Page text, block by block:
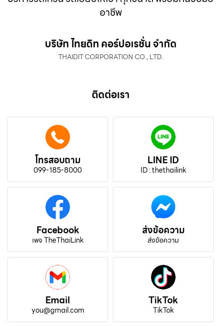
อาชีพ
บริษัท ไทยดิท คอร์ปอเรชั่น จำกัด
THAIDIT CORPORATION CO., LTD.
ติดต่อเรา
โทรสอบถาม
099-185-8000
LINE ID
ID : thethailink
Facebook
เพจ TheThaiLink
ส่งข้อความ
ส่งข้อความ
Email
you@gmail.com
TikTok
TikTok